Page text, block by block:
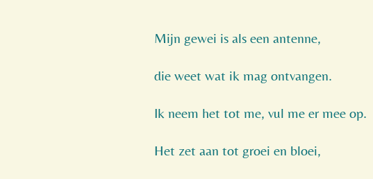
Mijn gewei is als een antenne,
die weet wat ik mag ontvangen.
Ik neem het tot me, vul me er mee op.
Het zet aan tot groei en bloei,